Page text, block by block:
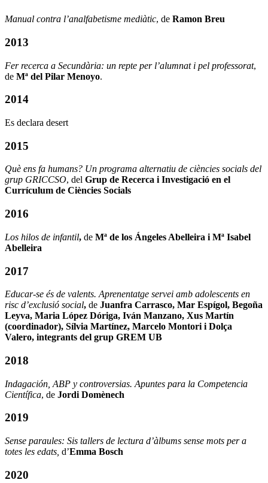
Manual contra l’analfabetisme mediàtic, de Ramon Breu
2013
Fer recerca a Secundària: un repte per l’alumnat i pel professorat,
de Mª del Pilar Menoyo.
2014
Es declara desert
2015
Què ens fa humans? Un programa alternatiu de ciències socials del
grup GRICCSO, del Grup de Recerca i Investigació en el
Currículum de Ciències Socials
2016
Los hilos de infantil, de Mª de los Ángeles Abelleira i Mª Isabel
Abelleira
2017
Educar-se és de valents. Aprenentatge servei amb adolescents en
risc d’exclusió social, de Juanfra Carrasco, Mar Espígol, Begoña
Leyva, Maria López Dóriga, Iván Manzano, Xus Martín
(coordinador), Sílvia Martínez, Marcelo Montori i Dolça
Valero, integrants del grup GREM UB
2018
Indagación, ABP y controversias. Apuntes para la Competencia
Científica, de Jordi Domènech
2019
Sense paraules: Sis tallers de lectura d’àlbums sense mots per a
totes les edats d’Emma Bosch
2020